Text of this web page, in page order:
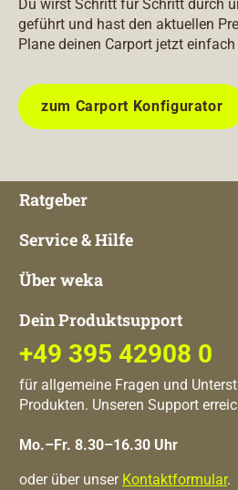
Du wirst Schritt für Schritt durch
geführt und hast den aktuellen
Plane deinen Carport jetzt
zum Carport Konfigurator
Ratgeber
Service & Hilfe
Über weka
Dein Produktsupport
+49 395 42908 0
für allgemeine Fragen und
Produkten. Unseren Support
Mo.–Fr. 8.30–16.30 Uhr
oder über unser Kontaktformular.